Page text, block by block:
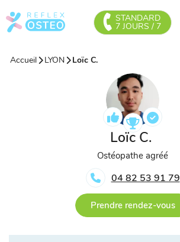
STANDARD
7 JOURS / 7
Accueil LYON Loïc C.
Loïc C.
Ostéopathe agréé
04 82 53 91 79
Prendre rendez-vous